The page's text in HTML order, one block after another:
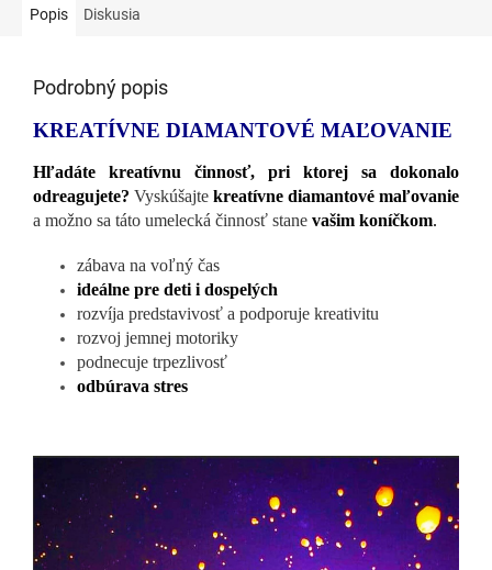
Popis Diskusia
Podrobný popis
KREATÍVNE DIAMANTOVÉ MAĽOVANIE
Hľadáte kreatívnu činnosť, pri ktorej sa dokonalo
odreagujete? Vyskúšajte kreatívne diamantové maľovanie
a možno sa táto umelecká činnosť stane vašim koníčkom.
zábava na voľný čas
ideálne pre deti i dospelých
rozvíja predstavivosť a podporuje kreativitu
rozvoj jemnej motoriky
podnecuje trpezlivosť
odbúrava stres